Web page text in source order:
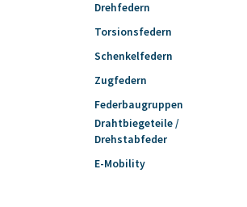
Drehfedern
Torsionsfedern
Schenkelfedern
Zugfedern
Federbaugruppen
Drahtbiegeteile /
Drehstabfeder
E-Mobility